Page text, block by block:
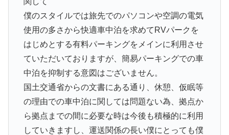
僕のスタイルでは旅先でのパソコンや空調の電気
使用の多さから快適車中泊を求めてRVパークを
はじめとする有料パーキングをメインに利用させ
ていただいておりますが、簡易パーキングでの車
中泊を抑制する意図はございません。
国土交通省からの文書にある通り、休憩、仮眠等
の理由での車中泊に関しては問題ない為、拠点か
ら拠点までの間に必要な時は今後も積極的に利用
していきますし、運送関係の長い僕にとっても僕